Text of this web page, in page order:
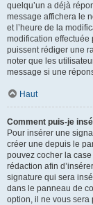
quelqu’un a déjà
message affichera le
et l’heure de la
modification effectuée
puissent rédiger une
noter que les
message si une
Haut
Comment puis-je
Pour insérer une
créer une depuis le
pouvez cocher la
rédaction afin
signature qui sera
dans le panneau de
option, il ne vous sera